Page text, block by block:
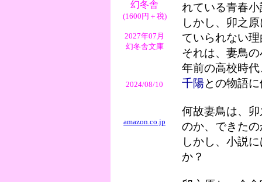
幻冬舎
(1600円＋税)
2027年07月
幻冬舎文庫
2024/08/10
amazon.co.jp
れている青春
しかし、卯之
ていられない
それは、妻鳥
年前の高校時
千陽との物語
何故妻鳥は、
のか、できた
しかし、小説
か？